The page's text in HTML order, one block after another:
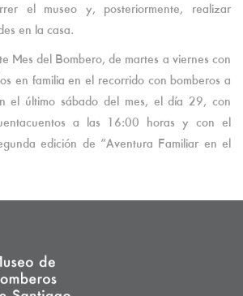
el museo y, posteriormente, realizar
en la casa.
Mes del Bombero, de martes a viernes con
en familia en el recorrido con bomberos a
el último sábado del mes, el día 29, con
a las 16:00 horas y con el
edición de “Aventura Familiar en el